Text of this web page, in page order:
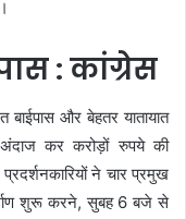
: कांग्रेस
और बेहतर यातायात
कर करोड़ों रुपये की
ने चार प्रमुख
शुरू करने, सुबह 6 बजे से